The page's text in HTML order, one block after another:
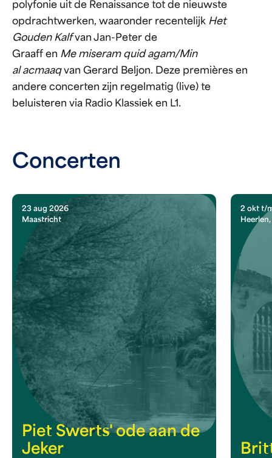
polyfonie uit de Renaissance tot de nieuwste
opdrachtwerken, waaronder recentelijk Het
Gouden Kalfvan Jan-Peter de
Graaff en Me miseram quid agam/Min
al acmaaqvan Gerard Beljon. Deze premières en
andere concerten zijn regelmatig (live) te
beluisteren via Radio Klassiek en L1.
Concerten
23 aug 2026
Maastricht
Piet Swerts' ode aan de
Jeker
2 okt t/